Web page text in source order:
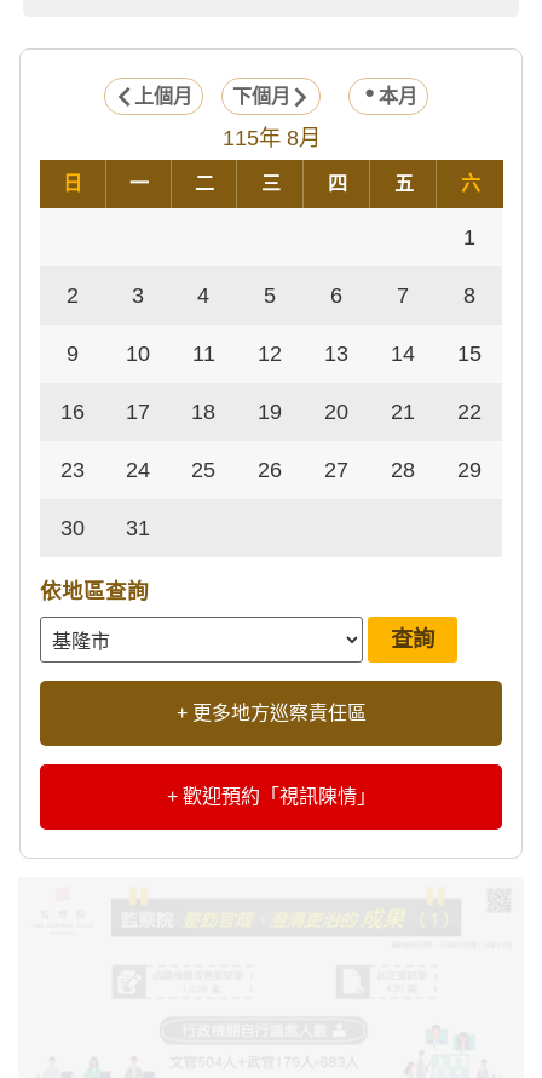
上個月 下個月 本月
115年 8月
日 一 二 三 四 五 六
1
2 3 4 5 6 7 8
9 10 11 12 13 14 15
16 17 18 19 20 21 22
23 24 25 26 27 28 29
30 31
依地區查詢
+ 更多地方巡察責任區
+ 歡迎預約「視訊陳情」